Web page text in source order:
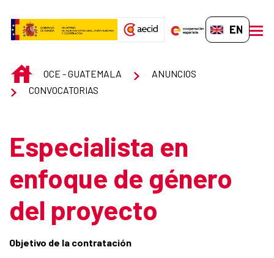
EN-GB
INICIOOCE - GUATEMALA
ANUNCIOS
CONVOCATORIAS
Especialista en
enfoque de género
del proyecto
Objetivo de la contratación